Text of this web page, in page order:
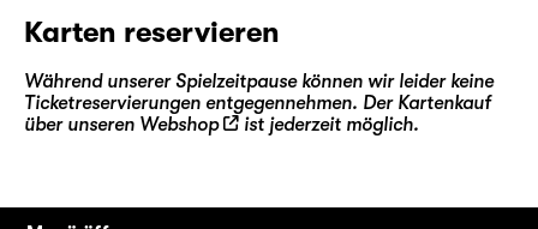
Karten reservieren
Während unserer Spielzeitpause können wir leider keine
Ticketreservierungen entgegennehmen. Der Kartenkauf
über unseren Webshop ist jederzeit möglich.